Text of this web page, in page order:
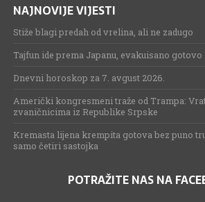
NAJNOVIJE VIJESTI
Stiže blagi predah od vrelina, ali ne zadugo
Tajfun ide prema Japanu, evakuisano gotovo
Dnevni horoskop za 7. avgust 2026.
Američki kongresmeni traže od Trampa:
zvaničnicima iz Republike Srpske
Kremasta lijena krempita gotova bez puno
samo četiri sastojka
POTRAŽITE NAS NA